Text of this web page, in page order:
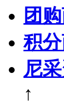
团
积
尼
↑